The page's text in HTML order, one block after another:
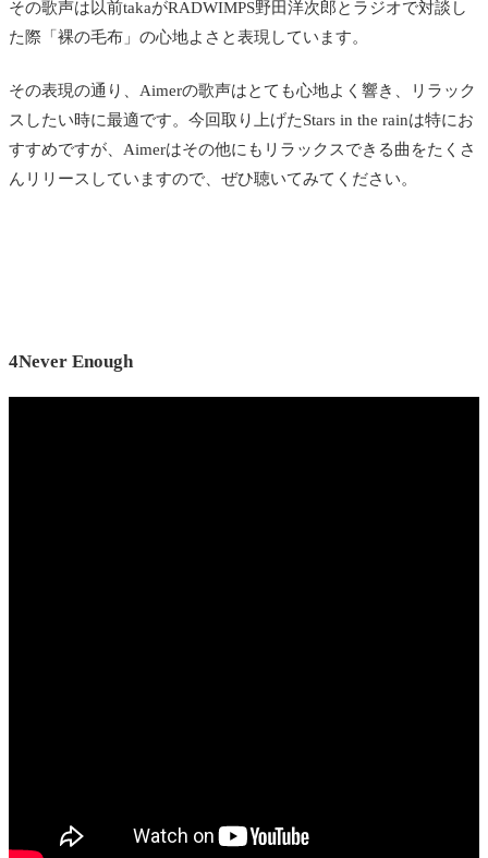
その歌声は以前takaがRADWIMPS野田洋次郎とラジオで対談し
た際「裸の毛布」の心地よさと表現しています。
その表現の通り、Aimerの歌声はとても心地よく響き、リラック
スしたい時に最適です。今回取り上げたStars in the rainは特にお
すすめですが、Aimerはその他にもリラックスできる曲をたくさ
んリリースしていますので、ぜひ聴いてみてください。
4Never Enough